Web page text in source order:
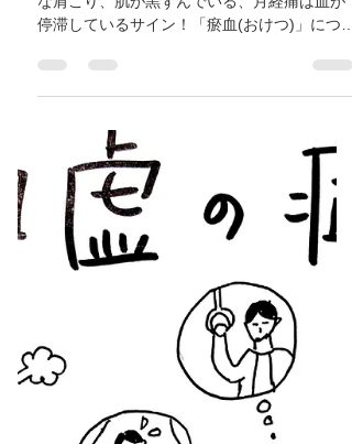
優しく学ぼう東洋医学⑥
優しく学ぼう東洋医学⑥ 「肌の乾燥、慢性的
て」 「血」が停滞している状態を「瘀血(おけ
つ)」と言います。 「血」の働き ・全身に栄
養を送る ・ホンモンバランスの調節 ・体を温
める...